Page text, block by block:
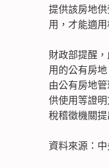
提供該房地
用，才能適用
財政部提醒
用的公有房
由公有房地
供使用等證
稅稽徵機關提
資料來源：中